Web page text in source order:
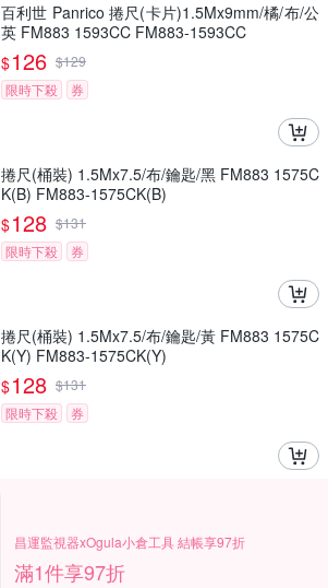
百利世 Panrico 捲尺(卡片)1.5Mx9mm/橘/布/公
英 FM883 1593CC FM883-1593CC
$126 $129
限時下殺
券
捲尺(桶裝) 1.5Mx7.5/布/鑰匙/黑 FM883 1575C
K(B) FM883-1575CK(B)
$128 $131
限時下殺
券
捲尺(桶裝) 1.5Mx7.5/布/鑰匙/黃 FM883 1575C
K(Y) FM883-1575CK(Y)
$128 $131
限時下殺
券
昌運監視器xOgula小倉工具 結帳享97折
滿1件享97折